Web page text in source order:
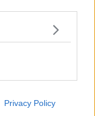
Privacy Policy